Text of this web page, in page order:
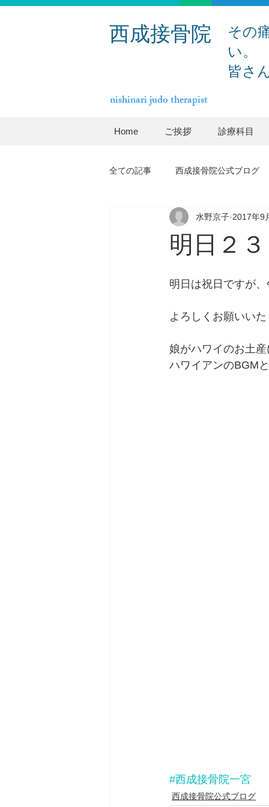
西成接骨院
その
い。
皆さ
nishinari judo therapist
Home ご挨拶 診療科目
全ての記事 西成接骨院公式ブログ
明日２
水野京子 2017年9
明日は祝日ですが
よろしくお願いい
娘がハワイのお土
ハワイアンのBGM
#西成接骨院一宮
西成接骨院公式ブログ